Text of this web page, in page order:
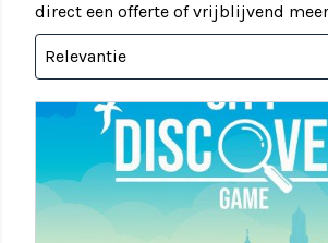
direct een offerte of vrijblijvend